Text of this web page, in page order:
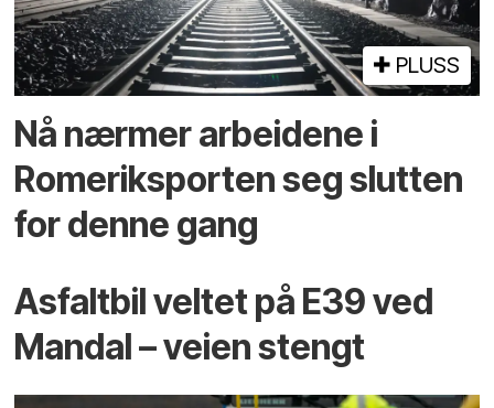
PLUSS
Nå nærmer arbeidene i
Romeriksporten seg slutten
for denne gang
Asfaltbil veltet på E39 ved
Mandal – veien stengt